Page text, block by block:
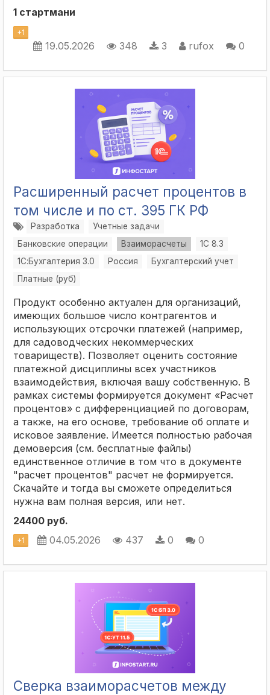
1 стартмани
+1
19.05.2026 348 3 rufox 0
Расширенный расчет процентов в
том числе и по ст. 395 ГК РФ
Разработка
Учетные задачи
Банковские операции
Взаиморасчеты
1С 8.3
1С:Бухгалтерия 3.0
Россия
Бухгалтерский учет
Платные (руб)
Продукт особенно актуален для организаций,
имеющих большое число контрагентов и
использующих отсрочки платежей (например,
для садоводческих некоммерческих
товариществ). Позволяет оценить состояние
платежной дисциплины всех участников
взаимодействия, включая вашу собственную. В
рамках системы формируется документ «Расчет
процентов» с дифференциацией по договорам,
а также, на его основе, требование об оплате и
исковое заявление. Имеется полностью рабочая
демоверсия (см. бесплатные файлы)
единственное отличие в том что в документе
"расчет процентов" расчет не формируется.
Скачайте и тогда вы сможете определиться
нужна вам полная версия, или нет.
24400 руб.
+1 04.05.2026 437 0 0
Сверка взаиморасчетов между